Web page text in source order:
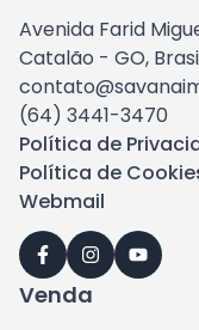
Avenida Farid
Catalão - GO,
(64) 3441-3470
Política de
Política de
Webmail
Venda